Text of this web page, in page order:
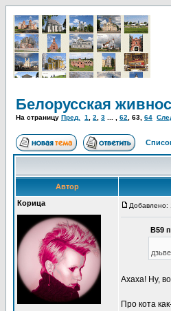
Белорусская
На страницу Пред. 1 2 3 62 63 64
Автор
Корица
Добавлено:
В59
Ахаха! Ну,
Про кота